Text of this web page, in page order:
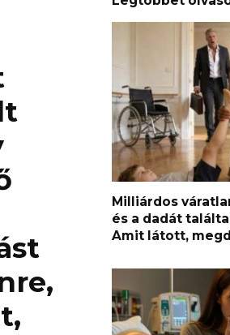
Milliárdos
és a dadát
Amit látott,